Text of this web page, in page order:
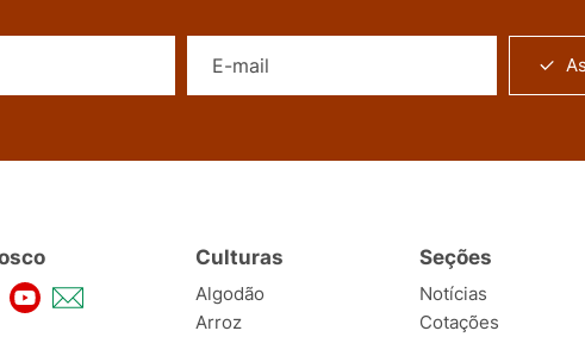
Culturas
Algodão
Arroz
Seções
Notícias
Cotações